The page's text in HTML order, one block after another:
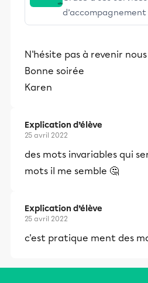
stimulants, Alloprof
éducative.
N'hésite pas à revenir nous
Bonne soirée
Karen
Explication d’élève
25 avril 2022
des mots invariables qui
mots il me semble 🤔
Explication d’élève
25 avril 2022
c'est pratique ment des